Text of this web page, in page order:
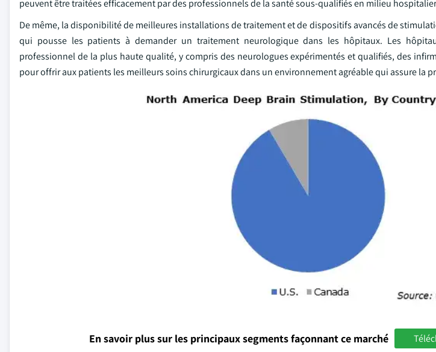
peuvent être traitées efficacement par des professionnels de la santé sous-qualifiés en milieu
De même, la disponibilité de meilleures installations de traitement et de dispositifs avancés de
qui pousse les patients à demander un traitement neurologique dans les hôpitaux. Les
professionnel de la plus haute qualité, y compris des neurologues expérimentés et qualifiés, des
pour offrir aux patients les meilleurs soins chirurgicaux dans un environnement agréable qui assure la
En savoir plus sur les principaux segments façonnant ce marché